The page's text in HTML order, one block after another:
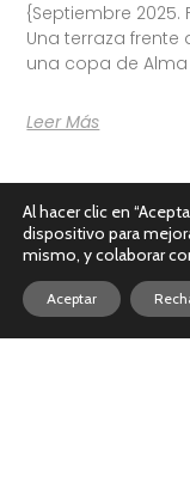
{Septiembre
Una terraza
una copa de
Leer Más
Al hacer clic en
dispositivo para
mismo, y colaborar
Aceptar